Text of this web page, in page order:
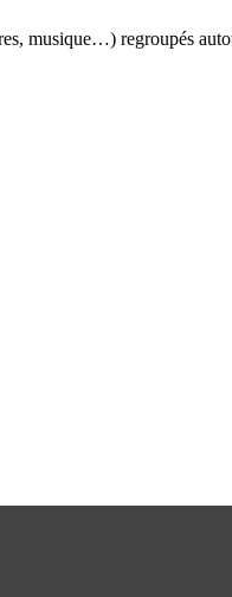
musique…) regroupés